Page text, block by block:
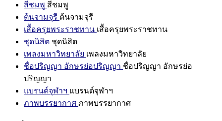
สีชมพู สีชมพู
ต้นจามจุรี ต้นจามจุรี
เสื้อครุยพระราชทาน เสื้อครุยพระราชทาน
ชุดนิสิต ชุดนิสิต
เพลงมหาวิทยาลัย เพลงมหาวิทยาลัย
ชื่อปริญญา อักษรย่อปริญญา ชื่อปริญญา อักษรย่อ
ปริญญา
แบรนด์จุฬาฯ แบรนด์จุฬาฯ
ภาพบรรยากาศ ภาพบรรยากาศ